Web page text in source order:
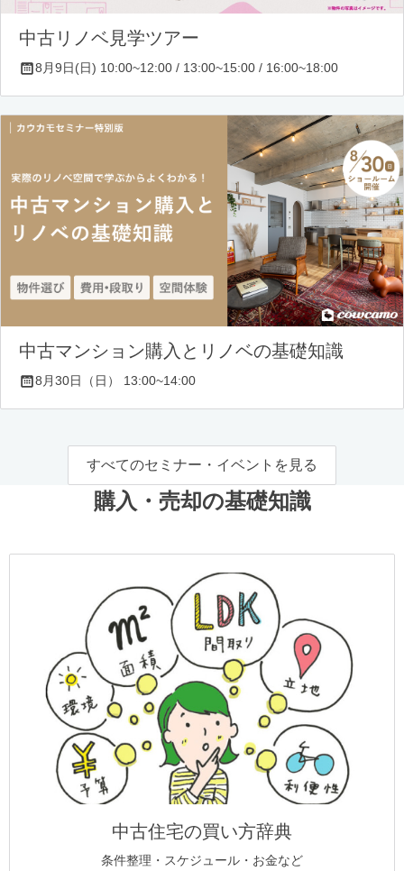
中古リノベ見学ツアー
8月9日(日) 10:00~12:00 / 13:00~15:00 / 16:00~18:00
中古マンション購入とリノベの基礎知識
8月30日（日） 13:00~14:00
すべてのセミナー・イベントを見る
購入・売却の基礎知識
中古住宅の買い方辞典
条件整理・スケジュール・お金など